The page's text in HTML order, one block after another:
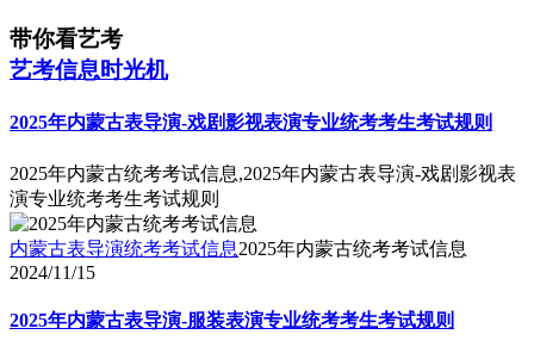
带你看艺考
艺考信息时光机
2025年内蒙古表导演-戏剧影视表演专业统考考生考试规则
2025年内蒙古统考考试信息,2025年内蒙古表导演-戏剧影视表
演专业统考考生考试规则
内蒙古表导演统考考试信息2025年内蒙古统考考试信息
2024/11/15
2025年内蒙古表导演-服装表演专业统考考生考试规则